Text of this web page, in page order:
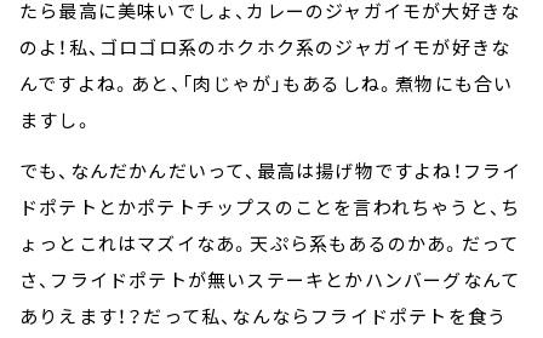
たら最高に美味いでしょ、カレーのジャガイモが大好きな
のよ！私、ゴロゴロ系のホクホク系のジャガイモが好きな
んですよね。あと、「肉じゃが」もあるしね。煮物にも合い
ますし。
でも、なんだかんだいって、最高は揚げ物ですよね！フライ
ドポテトとかポテトチップスのことを言われちゃうと、ち
ょっとこれはマズイなあ。天ぷら系もあるのかあ。だって
さ、フライドポテトが無いステーキとかハンバーグなんて
ありえます！？だって私、なんならフライドポテトを食う